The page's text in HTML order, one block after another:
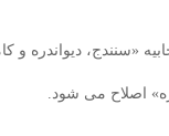
«سنندج، دیواندره و
اصلاح می‏ شود.